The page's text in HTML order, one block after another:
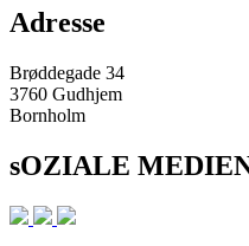
Adresse
Brøddegade 34
3760 Gudhjem
Bornholm
sOZIALE